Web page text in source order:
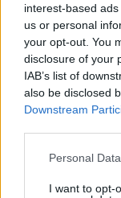
interest-based
us or personal
your opt-out. You
disclosure of your
IAB’s list of
also be disclosed
Downstream
Please note that
not limited to your
Personal
I want to opt-